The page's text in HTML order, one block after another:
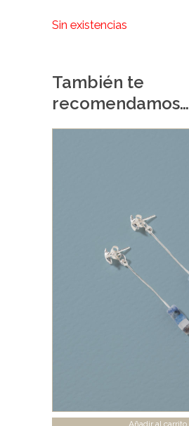
Sin existencias
También te
recomendamos…
Añadir al carrito